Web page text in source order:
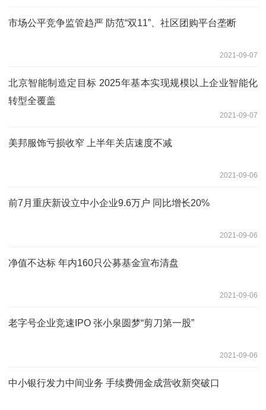
市场公平竞争监管趋严 防范“双11”、社区团购平台垄断
2021-09-07
北京智能制造定目标 2025年基本实现规模以上企业智能化
转型全覆盖
2021-09-07
美邦服饰亏损收窄 上半年关店速度不减
2021-09-06
前7月重庆新设立中小企业9.6万户 同比增长20%
2021-09-06
净值不达标 年内160只公募基金宣布清盘
2021-09-06
老字号企业竞速IPO 张小泉圆梦“剪刀第一股”
2021-09-06
中小银行发力中间业务 手续费佣金成营收新突破口